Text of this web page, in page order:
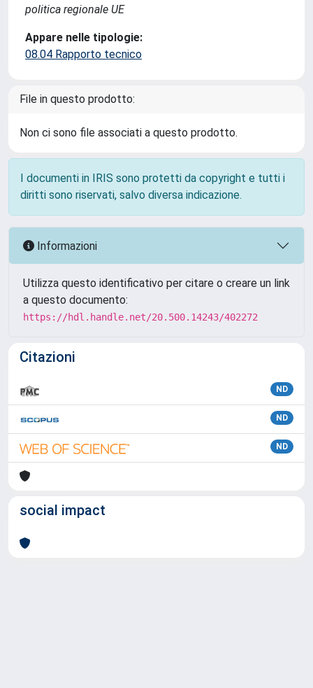
politica regionale UE
Appare nelle tipologie:
08.04 Rapporto tecnico
File in questo prodotto:
Non ci sono file associati a questo prodotto.
I documenti in IRIS sono protetti da copyright e tutti i
diritti sono riservati, salvo diversa indicazione.
Informazioni
Utilizza questo identificativo per citare o creare un link
a questo documento:
https://hdl.handle.net/20.500.14243/402272
Citazioni
ND
ND
ND
social impact